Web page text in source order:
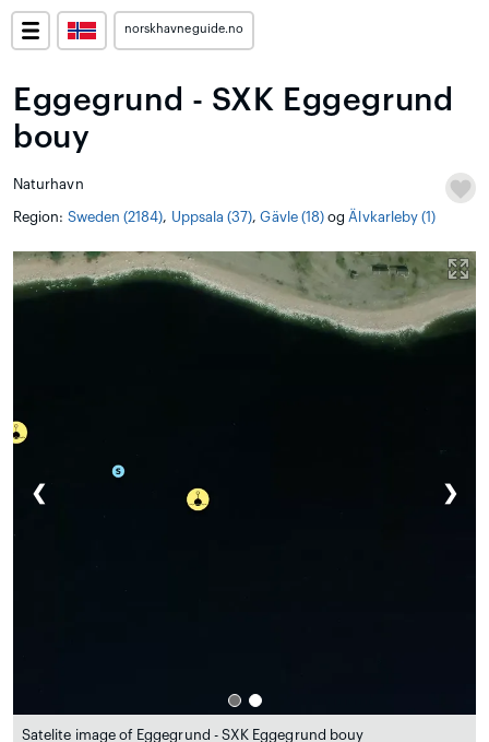
norskhavneguide.no
Eggegrund - SXK Eggegrund
bouy
Naturhavn
Region: Sweden (2184), Uppsala (37),Gävle (18) og Älvkarleby (1)
❮ ❯
Satelite image of Eggegrund - SXK Eggegrund bouy